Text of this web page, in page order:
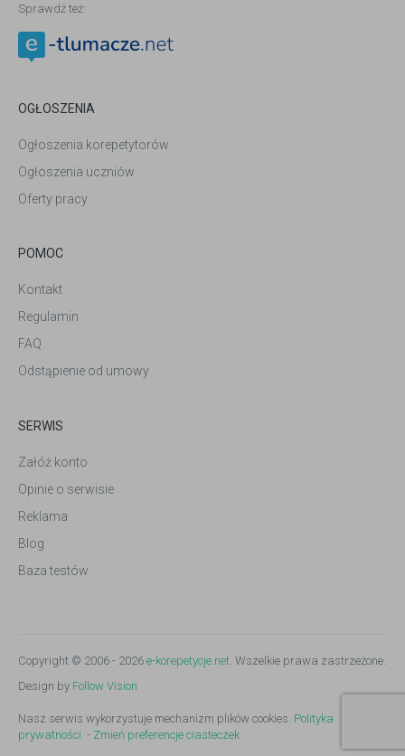
Sprawdź też:
OGŁOSZENIA
Ogłoszenia korepetytorów
Ogłoszenia uczniów
Oferty pracy
POMOC
Kontakt
Regulamin
FAQ
Odstąpienie od umowy
SERWIS
Załóż konto
Opinie o serwisie
Reklama
Blog
Baza testów
Copyright © 2006 - 2026 e-korepetycje.net . Wszelkie prawa zastrzeżone.
Design by Follow Vision
Nasz serwis wykorzystuje mechanizm plików cookies. Polityka
prywatności. - Zmień preferencje ciasteczek